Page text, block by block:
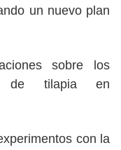
un nuevo plan
sobre los
de tilapia en
con la